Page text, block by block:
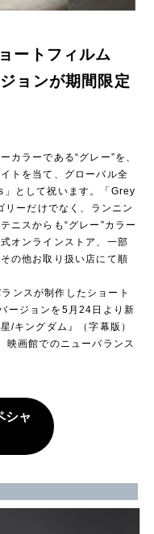
ートフィルム
ョンが期間限定
カラーである“グレー”を、
トを当て、グローバル全
として祝います。「Grey
ーだけでなく、ランニン
ニスからも“グレー”カラー
オンラインストア、一部
の他お取り扱い店にて順
ンスが制作したショート
ージョンを5月24日より新
/キングダム』（字幕版）
映画館でのニューバランス
シャ